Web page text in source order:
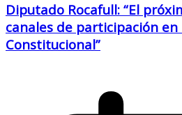
Diputado Rocafull: “El
canales de participación en
Constitucional”